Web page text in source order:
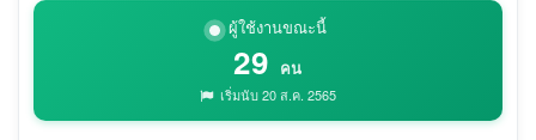
ผู้ใช้งานขณะนี้
29 คน
เริ่มนับ 20 ส.ค. 2565